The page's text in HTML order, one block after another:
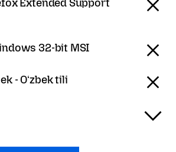
Extended Support
32-bit MSI
- Oʻzbek tili